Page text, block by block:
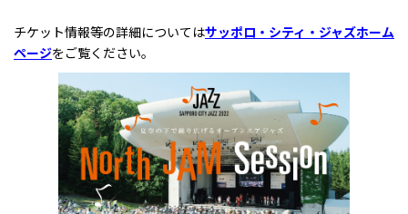
チケット情報等の詳細についてはサッポロ・シティ・ジャズホーム
ページをご覧ください。